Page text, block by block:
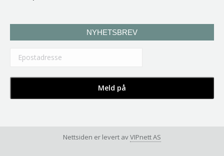
NYHETSBREV
Nettsiden er levert avVIPnett AS